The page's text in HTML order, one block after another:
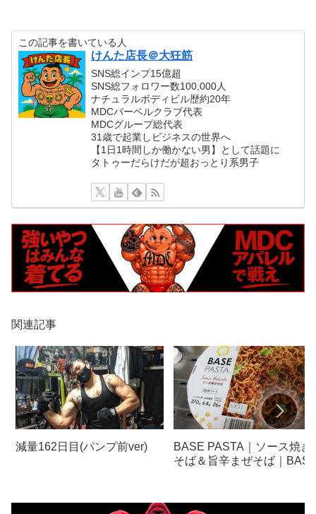
この記事を書いている人
けんた店長＠大狂筋
SNS総インプ15億超
SNS総フォロワー数100,000人
ナチュラルボディビル歴約20年
MDCバーベルクラブ代表
MDCグループ総代表
31歳で起業しビジネスの世界へ
【1日1時間しか働かない男】として話題に
タトゥーだらけだが超おっとり系男子
関連記事
減量162日目(パンプ前ver)
BASE PASTA｜ソース焼き
そば＆旨辛まぜそば｜